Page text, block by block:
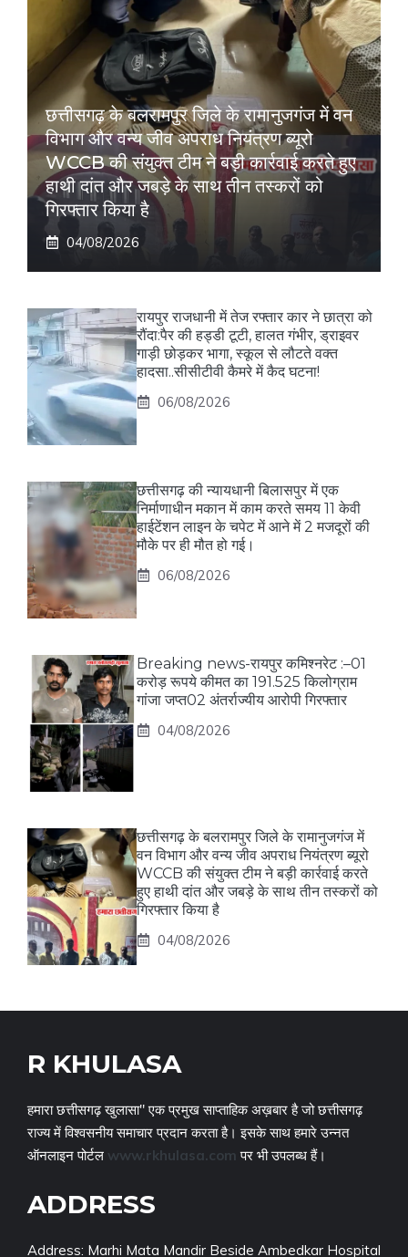
छत्तीसगढ़ के बलरामपुर जिले के रामानुजगंज में वन
विभाग और वन्य जीव अपराध नियंत्रण ब्यूरो
WCCB की संयुक्त टीम ने बड़ी कार्रवाई करते हुए
हाथी दांत और जबड़े के साथ तीन तस्करों को
गिरफ्तार किया है
04/08/2026
रायपुर राजधानी में तेज रफ्तार कार ने छात्रा को
रौंदा:पैर की हड्डी टूटी, हालत गंभीर, ड्राइवर
गाड़ी छोड़कर भागा, स्कूल से लौटते वक्त
हादसा..सीसीटीवी कैमरे में कैद घटना!
06/08/2026
छत्तीसगढ़ की न्यायधानी बिलासपुर में एक
निर्माणाधीन मकान में काम करते समय 11 केवी
हाईटेंशन लाइन के चपेट में आने में 2 मजदूरों की
मौके पर ही मौत हो गई।
06/08/2026
Breaking news-रायपुर कमिश्नरेट :–01
करोड़ रूपये कीमत का 191.525 किलोग्राम
गांजा जप्त02 अंतर्राज्यीय आरोपी गिरफ्तार
04/08/2026
छत्तीसगढ़ के बलरामपुर जिले के रामानुजगंज में
वन विभाग और वन्य जीव अपराध नियंत्रण ब्यूरो
WCCB की संयुक्त टीम ने बड़ी कार्रवाई करते
हुए हाथी दांत और जबड़े के साथ तीन तस्करों को
गिरफ्तार किया है
04/08/2026
R KHULASA
हमारा छत्तीसगढ़ खुलासा" एक प्रमुख साप्ताहिक अख़बार है जो छत्तीसगढ़
राज्य में विश्वसनीय समाचार प्रदान करता है। इसके साथ हमारे उन्नत
ऑनलाइन पोर्टल www.rkhulasa.com पर भी उपलब्ध हैं।
ADDRESS
Address: Marhi Mata Mandir Beside Ambedkar Hospital